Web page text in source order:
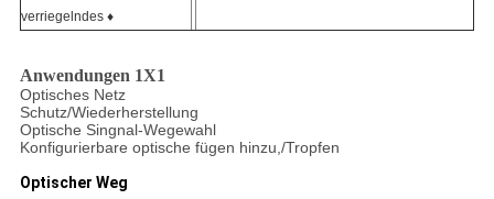
verriegelndes ♦
Anwendungen 1X1
Optisches Netz
Schutz/Wiederherstellung
Optische Singnal-Wegewahl
Konfigurierbare optische fügen hinzu,/Tropfen
Optischer Weg